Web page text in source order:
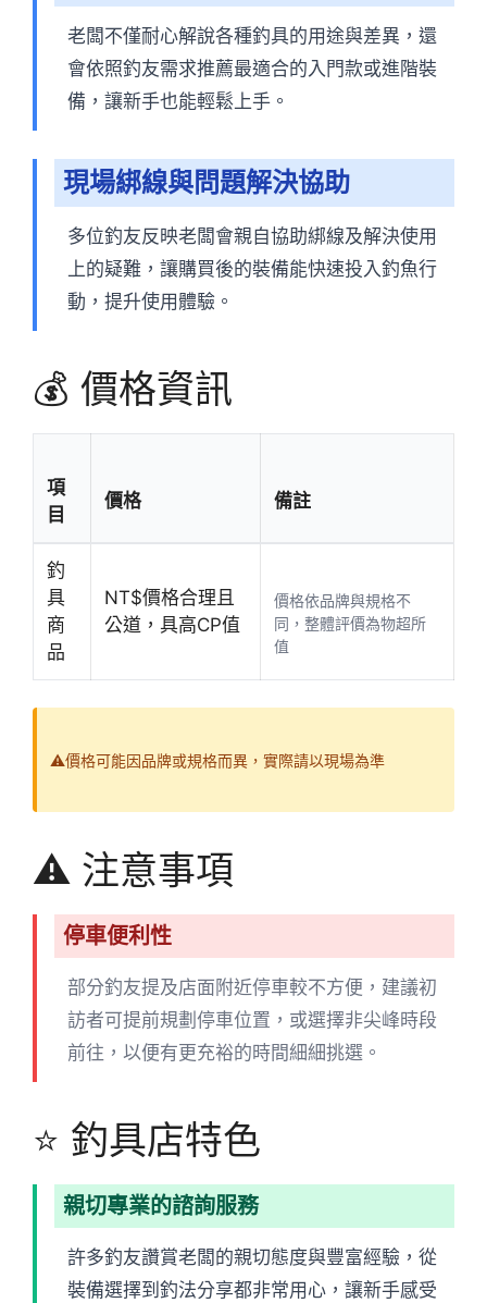
老闆不僅耐心解說各種釣具的用途與差異，還
會依照釣友需求推薦最適合的入門款或進階裝
備，讓新手也能輕鬆上手。
現場綁線與問題解決協助
多位釣友反映老闆會親自協助綁線及解決使用
上的疑難，讓購買後的裝備能快速投入釣魚行
動，提升使用體驗。
💰 價格資訊
項
目
價格 備註
釣
具
商
品
NT$價格合理且
公道，具高CP值
價格依品牌與規格不
同，整體評價為物超所
值
⚠️價格可能因品牌或規格而異，實際請以現場為準
⚠️ 注意事項
停車便利性
部分釣友提及店面附近停車較不方便，建議初
訪者可提前規劃停車位置，或選擇非尖峰時段
前往，以便有更充裕的時間細細挑選。
⭐ 釣具店特色
親切專業的諮詢服務
許多釣友讚賞老闆的親切態度與豐富經驗，從
裝備選擇到釣法分享都非常用心，讓新手感受